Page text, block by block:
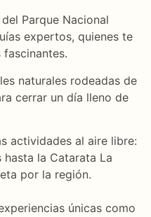
Parque Nacional
expertos, quienes te
naturales rodeadas de
cerrar un día lleno de
actividades al aire libre:
la Catarata La
por la región.
únicas como